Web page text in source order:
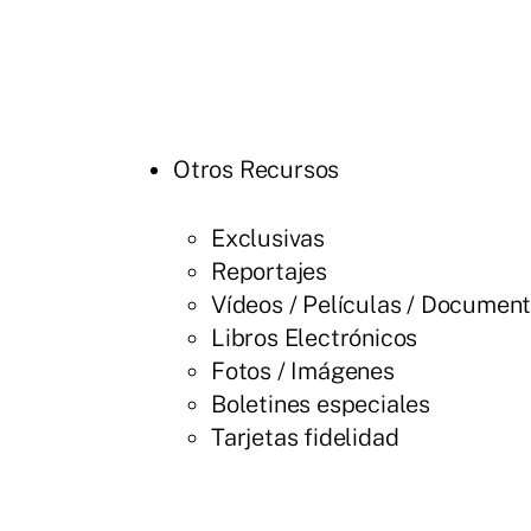
Otros Recursos
Exclusivas
Reportajes
Vídeos / Películas /
Libros Electrónicos
Fotos / Imágenes
Boletines especiales
Tarjetas fidelidad